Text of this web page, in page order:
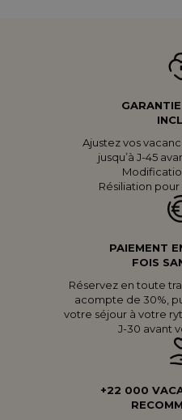
Ajustez vos
jusqu’à J-45
Résiliation
PAIEMENT
FOIS
Réservez en toute
acompte de 30%,
votre séjour à votre
J-30 avant
+22 000